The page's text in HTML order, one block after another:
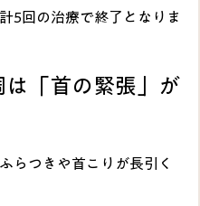
5回の治療で終了となりま
は「首の緊張」が
らつきや首こりが長引く